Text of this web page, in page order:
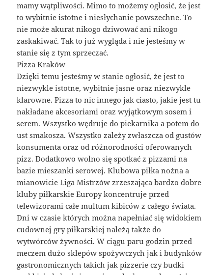
mamy wątpliwości. Mimo to możemy ogłosić, że jest
to wybitnie istotne i niesłychanie powszechne. To
nie może akurat nikogo dziwować ani nikogo
zaskakiwać. Tak to już wygląda i nie jesteśmy w
stanie się z tym sprzeczać.
Pizza Kraków
Dzięki temu jesteśmy w stanie ogłosić, że jest to
niezwykle istotne, wybitnie jasne oraz niezwykle
klarowne. Pizza to nic innego jak ciasto, jakie jest tu
nakładane akcesoriami oraz wyjątkowym sosem i
serem. Wszystko wędruje do piekarnika a potem do
ust smakosza. Wszystko zależy zwłaszcza od gustów
konsumenta oraz od różnorodności oferowanych
pizz. Dodatkowo wolno się spotkać z pizzami na
bazie mieszanki serowej. Klubowa piłka nożna a
mianowicie Liga Mistrzów zrzeszająca bardzo dobre
kluby piłkarskie Europy koncentruje przed
telewizorami całe multum kibiców z całego świata.
Dni w czasie których można napełniać się widokiem
cudownej gry piłkarskiej należą także do
wytwórców żywności. W ciągu paru godzin przed
meczem dużo sklepów spożywczych jak i budynków
gastronomicznych takich jak pizzerie czy budki